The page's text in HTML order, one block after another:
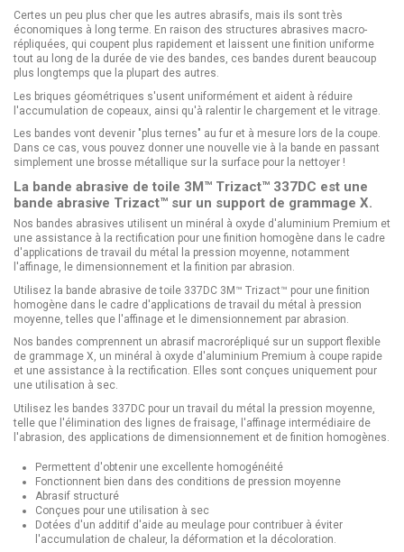
Certes un peu plus cher que les autres abrasifs, mais ils sont très
économiques à long terme. En raison des structures abrasives macro-
répliquées, qui coupent plus rapidement et laissent une finition uniforme
tout au long de la durée de vie des bandes, ces bandes durent beaucoup
plus longtemps que la plupart des autres.
Les briques géométriques s'usent uniformément et aident à réduire
l'accumulation de copeaux, ainsi qu'à ralentir le chargement et le vitrage.
Les bandes vont devenir "plus ternes" au fur et à mesure lors de la coupe.
Dans ce cas, vous pouvez donner une nouvelle vie à la bande en passant
simplement une brosse métallique sur la surface pour la nettoyer !
La bande abrasive de toile 3M™ Trizact™ 337DC est une
bande abrasive Trizact™ sur un support de grammage X.
Nos bandes abrasives utilisent un minéral à oxyde d'aluminium Premium et
une assistance à la rectification pour une finition homogène dans le cadre
d'applications de travail du métal la pression moyenne, notamment
l'affinage, le dimensionnement et la finition par abrasion.
Utilisez la bande abrasive de toile 337DC 3M™ Trizact™ pour une finition
homogène dans le cadre d'applications de travail du métal à pression
moyenne, telles que l'affinage et le dimensionnement par abrasion.
Nos bandes comprennent un abrasif macrorépliqué sur un support flexible
de grammage X, un minéral à oxyde d'aluminium Premium à coupe rapide
et une assistance à la rectification. Elles sont conçues uniquement pour
une utilisation à sec.
Utilisez les bandes 337DC pour un travail du métal la pression moyenne,
telle que l'élimination des lignes de fraisage, l'affinage intermédiaire de
l'abrasion, des applications de dimensionnement et de finition homogènes.
Permettent d'obtenir une excellente homogénéité
Fonctionnent bien dans des conditions de pression moyenne
Abrasif structuré
Conçues pour une utilisation à sec
Dotées d'un additif d'aide au meulage pour contribuer à éviter
l'accumulation de chaleur, la déformation et la décoloration.